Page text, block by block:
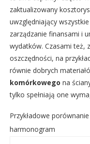
zaktualizowany
uwzględniający
zarządzanie finansami i
wydatków. Czasami też,
oszczędności, na
równie dobrych
komórkowego na
tylko spełniają one
Przykładowe
harmonogram